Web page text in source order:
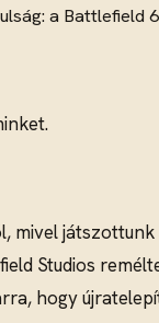
a
mivel
Studios
hogy